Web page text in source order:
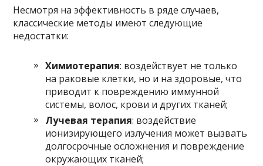
Несмотря на эффективность в ряде случаев,
классические методы имеют следующие
недостатки:
Химиотерапия: воздействует не только
на раковые клетки, но и на здоровые, что
приводит к повреждению иммунной
системы, волос, крови и других тканей;
Лучевая терапия: воздействие
ионизирующего излучения может вызвать
долгосрочные осложнения и повреждение
окружающих тканей;